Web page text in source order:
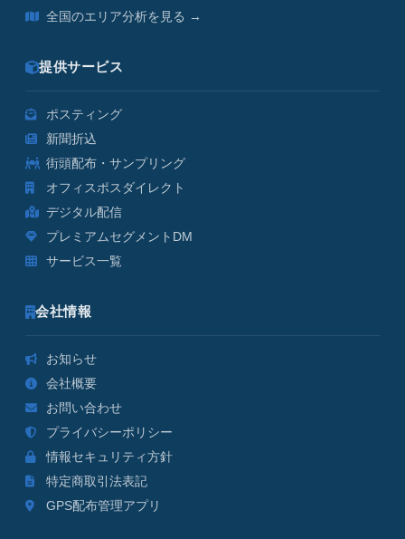
全国のエリア分析を見る →
提供サービス
ポスティング
新聞折込
街頭配布・サンプリング
オフィスポスダイレクト
デジタル配信
プレミアムセグメントDM
サービス一覧
会社情報
お知らせ
会社概要
お問い合わせ
プライバシーポリシー
情報セキュリティ方針
特定商取引法表記
GPS配布管理アプリ